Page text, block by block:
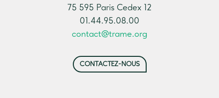
75 595 Paris Cedex 12
01.44.95.08.00
contact@trame.org
CONTACTEZ-NOUS